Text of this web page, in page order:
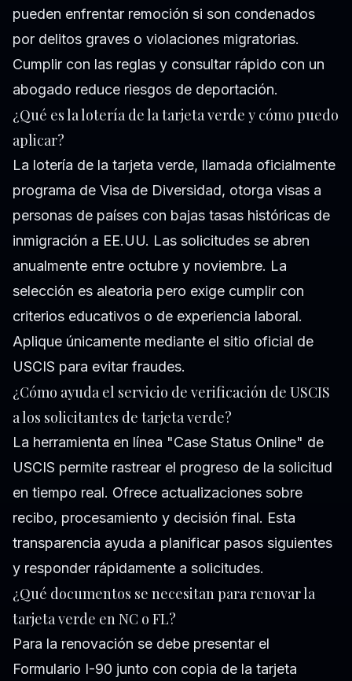
pueden enfrentar remoción si son condenados
por delitos graves o violaciones migratorias.
Cumplir con las reglas y consultar rápido con un
abogado reduce riesgos de deportación.
¿Qué es la lotería de la tarjeta verde y cómo puedo
aplicar?
La lotería de la tarjeta verde, llamada oficialmente
programa de Visa de Diversidad, otorga visas a
personas de países con bajas tasas históricas de
inmigración a EE.UU. Las solicitudes se abren
anualmente entre octubre y noviembre. La
selección es aleatoria pero exige cumplir con
criterios educativos o de experiencia laboral.
Aplique únicamente mediante el sitio oficial de
USCIS para evitar fraudes.
¿Cómo ayuda el servicio de verificación de USCIS
a los solicitantes de tarjeta verde?
La herramienta en línea "Case Status Online" de
USCIS permite rastrear el progreso de la solicitud
en tiempo real. Ofrece actualizaciones sobre
recibo, procesamiento y decisión final. Esta
transparencia ayuda a planificar pasos siguientes
y responder rápidamente a solicitudes.
¿Qué documentos se necesitan para renovar la
tarjeta verde en NC o FL?
Para la renovación se debe presentar el
Formulario I-90 junto con copia de la tarjeta